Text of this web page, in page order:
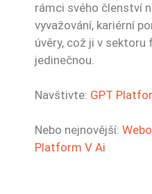
rámci svého členství
vyvažování, kariérní
úvěry, což ji v sektoru
jedinečnou.
Navštivte: GPT
Nebo nejnovější:
Platform V Ai